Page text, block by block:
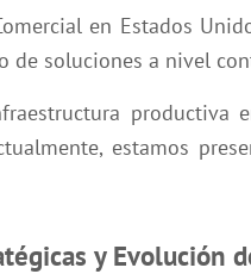
en Estados
de soluciones a nivel
productiva
estamos
y Evolución